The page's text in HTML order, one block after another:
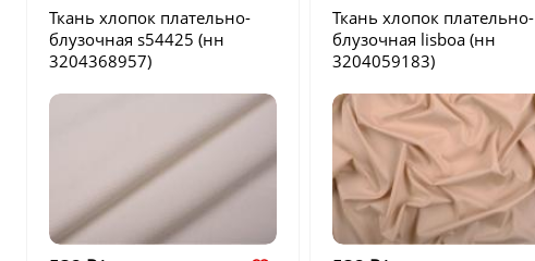
Ткань хлопок плательно-
блузочнаяs54425 (нн
3204368957)
Ткань хлопок плательно-
блузочная lisboa (нн
3204059183)